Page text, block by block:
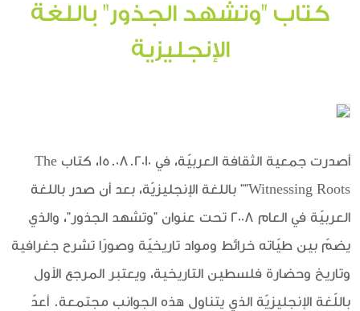
كتاب "وتشهد الجذور" باللغة
الإنجليزية
أصدرت جمعية الثقافة العربيّة، في 15.08.2010، كتاب The
Witnessing Roots”" باللغة الإنجليزيّة، بعد أن صدر باللغة
العربيّة في العام 2008 تحت عنوان "وتشهد الجذور"، والذي
يضمّ بين طيّاته خرائط ومواد تاريخيّة وصورًا تشرح جغرافية
وتاريخ وحضارة فلسطين التاريخية، ويعتبر المرجع الأول
باللّغة الإنجليزيّة الذي يتناول هذه الجوانب مجتمعة. أعدّ